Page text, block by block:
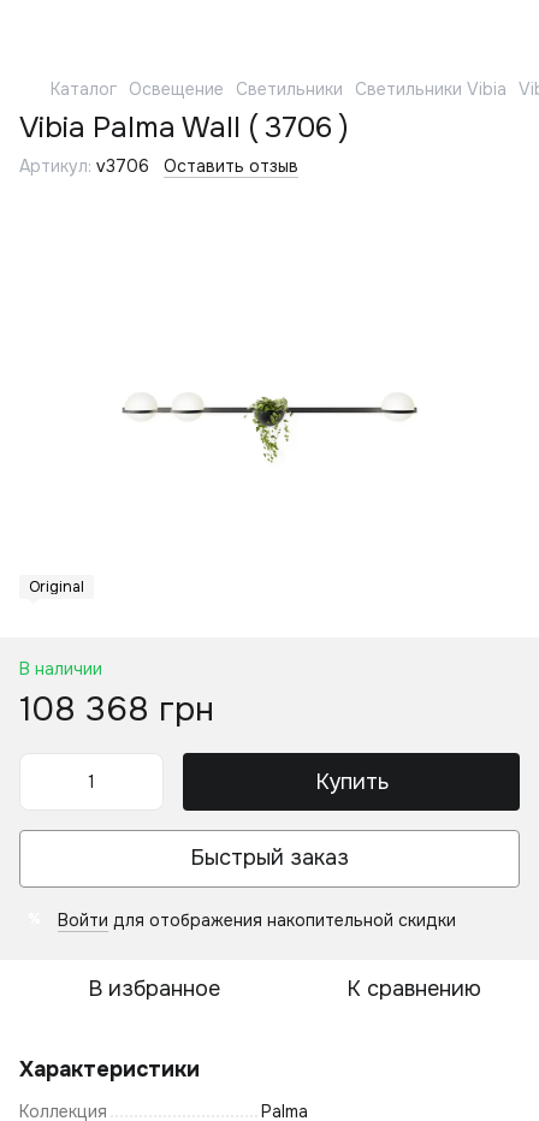
Каталог Освещение Светильники Светильники Vibia
Vibia Palma Wall ( 3706 )
Артикул: v3706 Оставить отзыв
Original
В наличии
108 368 грн
Купить
Быстрый заказ
Войти для отображения накопительной скидки
В избранное К сравнению
Характеристики
Коллекция Palma